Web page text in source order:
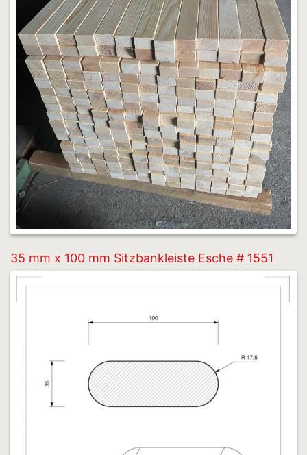
35 mm x 100 mm Sitzbankleiste Esche # 1551